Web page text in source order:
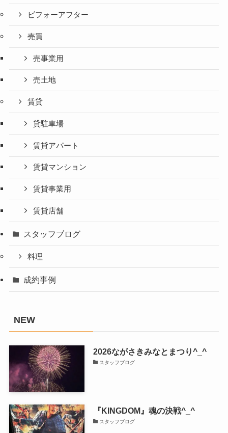
ビフォーアフター
売買
売事業用
売土地
賃貸
貸駐車場
賃貸アパート
賃貸マンション
賃貸事業用
賃貸店舗
スタッフブログ
料理
成約事例
NEW
2026ながさきみなとまつり^_^
スタッフブログ
『KINGDOM』魂の決戦^_^
スタッフブログ